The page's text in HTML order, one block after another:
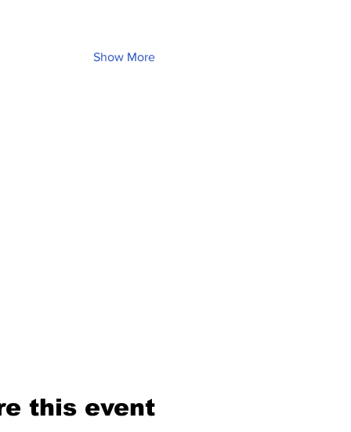
Show More
this event